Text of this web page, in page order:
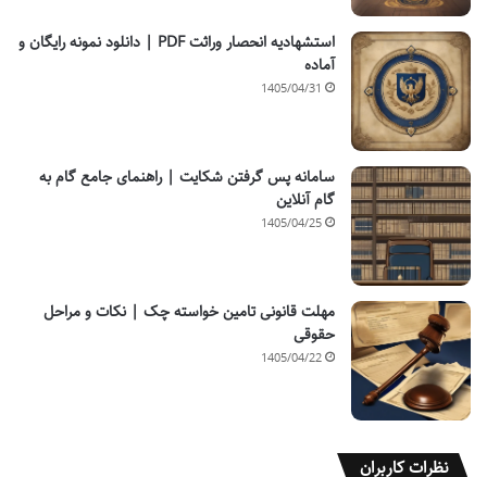
استشهادیه انحصار وراثت PDF | دانلود نمونه رایگان و
آماده
1405/04/31
سامانه پس گرفتن شکایت | راهنمای جامع گام به
گام آنلاین
1405/04/25
مهلت قانونی تامین خواسته چک | نکات و مراحل
حقوقی
1405/04/22
نظرات کاربران